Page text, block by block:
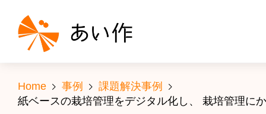
Home 事例
課題解決事例
紙ベースの栽培管理をデジタル化し、 栽培管理に